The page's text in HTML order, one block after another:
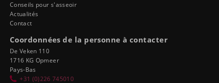
Conseils pour s'asseoir
Actualités
Contact
Coordonnées de la personne à contacter
De Veken 110
1716 KG Opmeer
Pays-Bas
+31 (0)226 745010